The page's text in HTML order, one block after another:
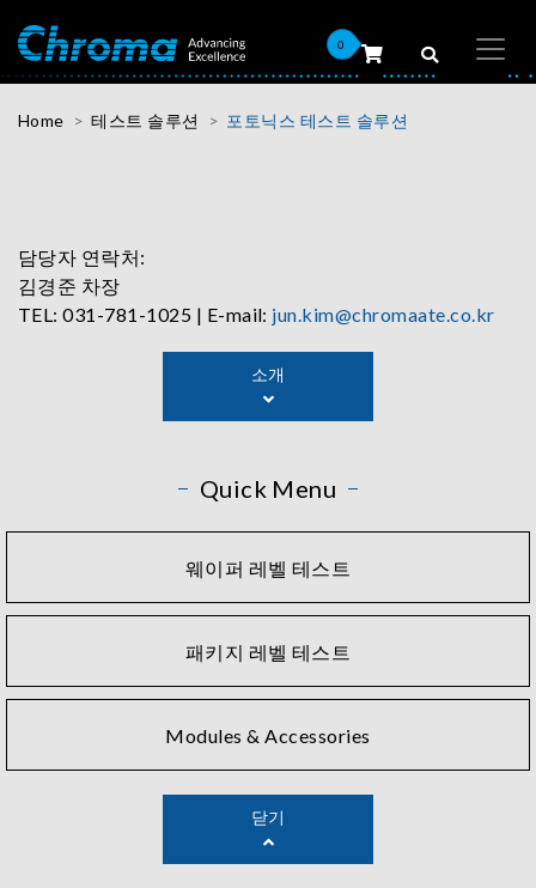
0
Home 테스트 솔루션 포토닉스 테스트 솔루션
담당자 연락처:
김경준 차장
TEL: 031-781-1025 | E-mail: jun.kim@chromaate.co.kr
As the technology of optoelectronic components is
maturing, its applications are broadening as well. Take
laser diodes for example, they are no longer limited to
consumer products. Photonics test solutions mainly focus
on testing optoelectronic components, such as
photodiode, LED, EEL, and VCSEL. They can also apply to
configurations from upstream to downstream processes,
Chroma's system integration technology uniquely
combines automation equipment with precision current
measurement instruments to perform an array of
electrical, optical power, wavelength, near-field and far-
field optics, and other optoelectronic characteristic and
Chroma offers precision instruments such as laser
drivers, photodetector monitoring, and temperature
소개
Quick Menu
웨이퍼 레벨 테스트
패키지 레벨 테스트
Modules & Accessories
닫기